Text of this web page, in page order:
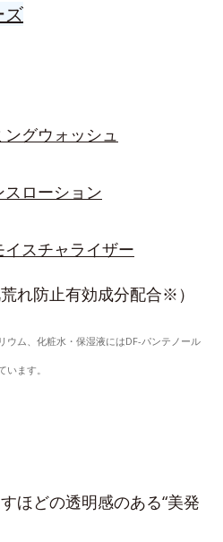
ズ
グウォッシュ
ローション
スチャライザー
れ防止有効成分配合※）
ム、化粧水・保湿液にはDF-パンテノール
います。
ほどの透明感のある“美発